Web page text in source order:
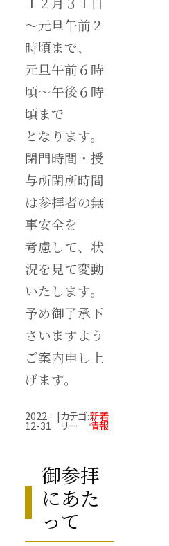
～元旦午前２
時頃まで、
元旦午前６時
頃～午後６時
頃まで
となります。
閉門時間・授
与所閉所時間
は参拝者の無
事安全を
考慮して、状
況を見て変動
いたします。
予め御了承下
さいますよう
ご案内申し上
げます。
2022-
12-31
|カテゴ
リー
:新着
情報
御参拝
にあた
って